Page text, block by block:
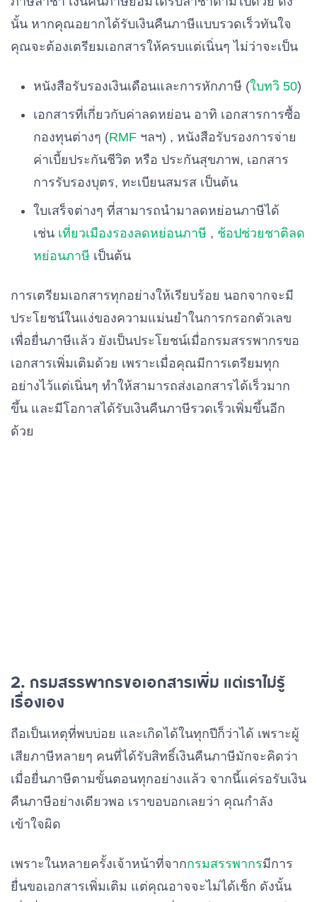
นั้น หากคุณอยากได้รับเงินคืนภาษีแบบรวดเร็วทันใจ
คุณจะต้องเตรียมเอกสารให้ครบแต่เนิ่นๆ ไม่ว่าจะเป็น
หนังสือรับรองเงินเดือนและการหักภาษี (ใบทวิ 50)
เอกสารที่เกี่ยวกับค่าลดหย่อน อาทิ เอกสารการซื้อ
กองทุนต่างๆ (RMF ฯลฯ) , หนังสือรับรองการจ่าย
ค่าเบี้ยประกันชีวิต หรือ ประกันสุขภาพ, เอกสาร
การรับรองบุตร, ทะเบียนสมรส เป็นต้น
ใบเสร็จต่างๆ ที่สามารถนำมาลดหย่อนภาษีได้
เช่น เที่ยวเมืองรองลดหย่อนภาษี , ช้อปช่วยชาติลด
หย่อนภาษี เป็นต้น
การเตรียมเอกสารทุกอย่างให้เรียบร้อย นอกจากจะมี
ประโยชน์ในแง่ของความแม่นยำในการกรอกตัวเลข
เพื่อยื่นภาษีแล้ว ยังเป็นประโยชน์เมื่อกรมสรรพากรขอ
เอกสารเพิ่มเติมด้วย เพราะเมื่อคุณมีการเตรียมทุก
อย่างไว้แต่เนิ่นๆ ทำให้สามารถส่งเอกสารได้เร็วมาก
ขึ้น และมีโอกาสได้รับเงินคืนภาษีรวดเร็วเพิ่มขึ้นอีก
ด้วย
2. กรมสรรพากรขอเอกสารเพิ่ม แต่เราไม่รู้
เรื่องเอง
ถือเป็นเหตุที่พบบ่อย และเกิดได้ในทุกปีก็ว่าได้ เพราะผู้
เสียภาษีหลายๆ คนที่ได้รับสิทธิ์เงินคืนภาษีมักจะคิดว่า
เมื่อยื่นภาษีตามขั้นตอนทุกอย่างแล้ว จากนี้แค่รอรับเงิน
คืนภาษีอย่างเดียวพอ เราขอบอกเลยว่า คุณกำลัง
เข้าใจผิด
เพราะในหลายครั้งเจ้าหน้าที่จากกรมสรรพากรมีการ
ยื่นขอเอกสารเพิ่มเติม แต่คุณอาจจะไม่ได้เช็ก ดังนั้น